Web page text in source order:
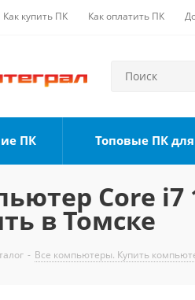
Как купить ПК Как оплатить ПК
ПК Топовые ПК
Core i7
в Томске
- Все компьютеры. Купить